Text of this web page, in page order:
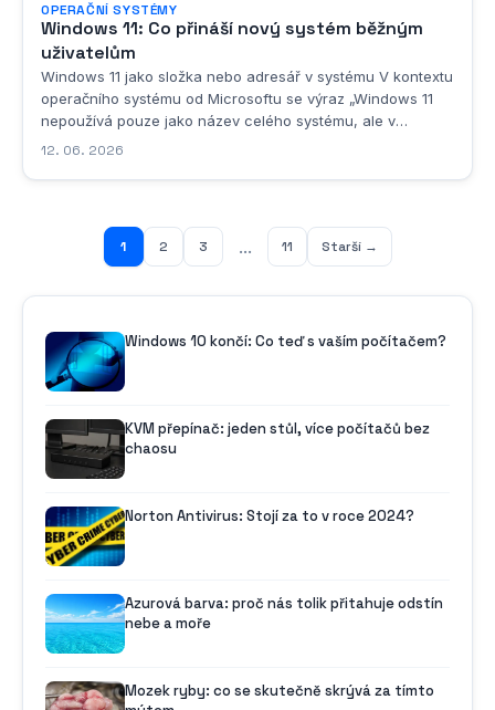
OPERAČNÍ SYSTÉMY
Windows 11: Co přináší nový systém běžným
uživatelům
Windows 11 jako složka nebo adresář v systému V kontextu
operačního systému od Microsoftu se výraz „Windows 11
nepoužívá pouze jako název celého systému, ale v
určitých situacích se s ním setkáváme i v přeneseném
12. 06. 2026
1 2 3 ... 11 Starší →
Windows 10 končí: Co teď s vaším počítačem?
KVM přepínač: jeden stůl, více počítačů bez
chaosu
Norton Antivirus: Stojí za to v roce 2024?
Azurová barva: proč nás tolik přitahuje odstín
nebe a moře
Mozek ryby: co se skutečně skrývá za tímto